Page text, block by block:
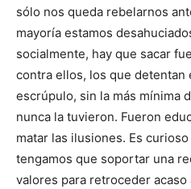
sólo nos queda rebelarnos
mayoría estamos
socialmente, hay que sacar
contra ellos, los que detentan
escrúpulo, sin la más mínima
nunca la tuvieron. Fueron
matar las ilusiones. Es
tengamos que soportar una
valores para retroceder